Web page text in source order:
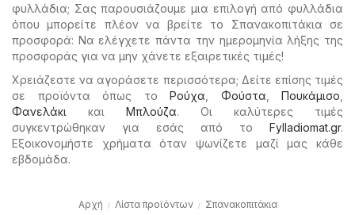
φυλλάδια; Σας παρουσιάζουμε μια επιλογή από φυλλάδια
όπου μπορείτε πλέον να βρείτε το Σπανακοπιτάκια σε
προσφορά: Να ελέγχετε πάντα την ημερομηνία λήξης της
προσφοράς για να μην χάνετε εξαιρετικές τιμές!
Χρειάζεστε να αγοράσετε περισσότερα; Δείτε επίσης τιμές
σε προϊόντα όπως το Ρούχα Φούστα Πουκάμισο
Φανελάκι και Μπλούζα. Οι καλύτερες τιμές
συγκεντρώθηκαν για εσάς από το Fylladiomat.gr.
Εξοικονομήστε χρήματα όταν ψωνίζετε μαζί μας κάθε
εβδομάδα.
Αρχή Λίστα προϊόντων Σπανακοπιτάκια